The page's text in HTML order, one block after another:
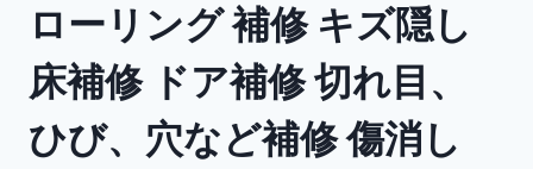
ローリング 補修 キズ隠し
床補修 ドア補修 切れ目、
ひび、穴など補修 傷消し